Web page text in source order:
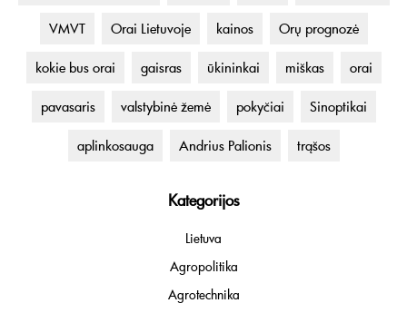
VMVT Orai Lietuvoje kainos Orų prognozė
kokie bus orai gaisras ūkininkai miškas orai
pavasaris valstybinė žemė pokyčiai Sinoptikai
aplinkosauga Andrius Palionis trąšos
Kategorijos
Lietuva
Agropolitika
Agrotechnika